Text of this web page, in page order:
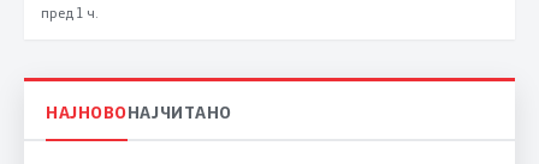
пред 1 ч.
НАЈНОВОНАЈЧИТАНО